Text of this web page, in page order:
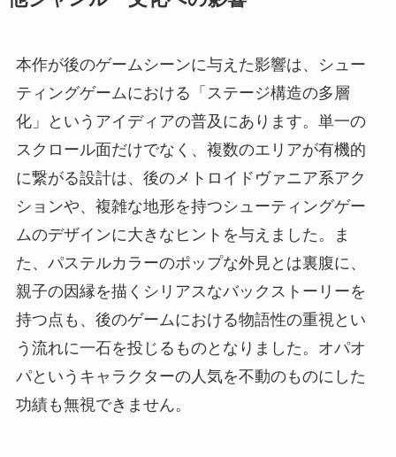
本作が後のゲームシーンに与えた影響は、シュー
ティングゲームにおける「ステージ構造の多層
化」というアイディアの普及にあります。単一の
スクロール面だけでなく、複数のエリアが有機的
に繋がる設計は、後のメトロイドヴァニア系アク
ションや、複雑な地形を持つシューティングゲー
ムのデザインに大きなヒントを与えました。ま
た、パステルカラーのポップな外見とは裏腹に、
親子の因縁を描くシリアスなバックストーリーを
持つ点も、後のゲームにおける物語性の重視とい
う流れに一石を投じるものとなりました。オパオ
パというキャラクターの人気を不動のものにした
功績も無視できません。